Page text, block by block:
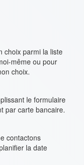
choix parmi la liste
même ou pour
choix.
le formulaire
par carte bancaire.
contactons
la date